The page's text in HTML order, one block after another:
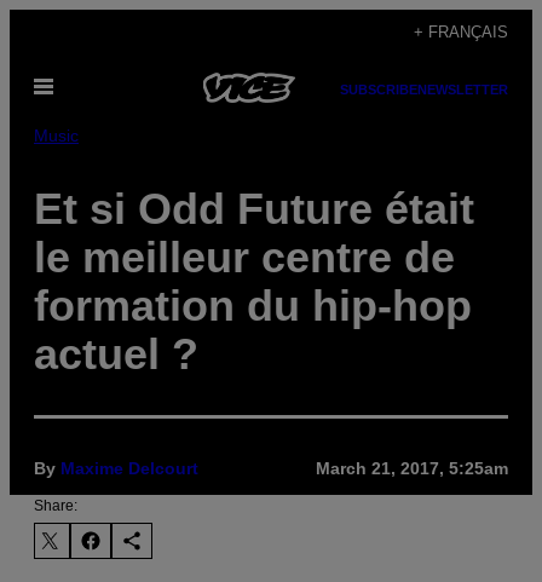
content
+ FRANÇAIS
Open
SUBSCRIBENEWSLETTER
Music
Et si Odd Future était
le meilleur centre de
formation du hip-hop
actuel ?
By Maxime Delcourt March 21, 2017, 5:25am
Share: